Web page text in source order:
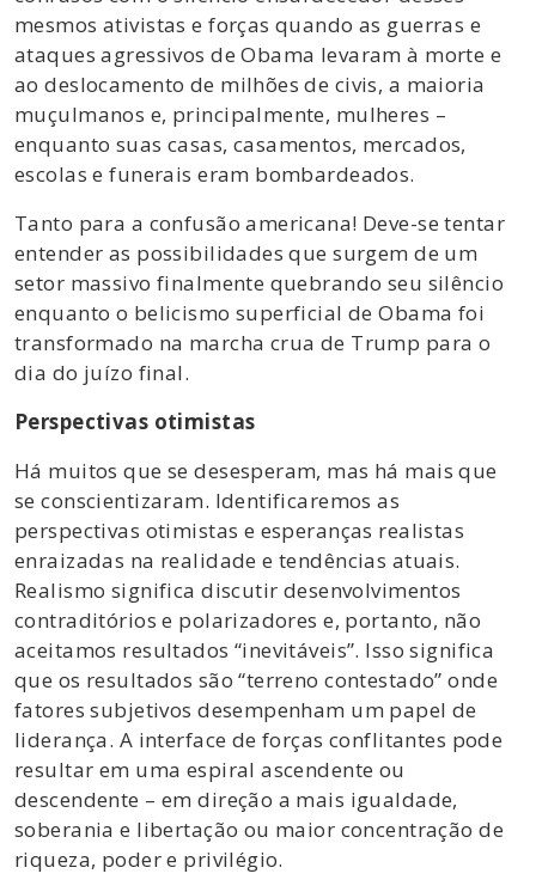
mesmos ativistas e forças quando as guerras e
ataques agressivos de Obama levaram à morte e
ao deslocamento de milhões de civis, a maioria
muçulmanos e, principalmente, mulheres –
enquanto suas casas, casamentos, mercados,
escolas e funerais eram bombardeados.
Tanto para a confusão americana! Deve-se tentar
entender as possibilidades que surgem de um
setor massivo finalmente quebrando seu silêncio
enquanto o belicismo superficial de Obama foi
transformado na marcha crua de Trump para o
dia do juízo final.
Perspectivas otimistas
Há muitos que se desesperam, mas há mais que
se conscientizaram. Identificaremos as
perspectivas otimistas e esperanças realistas
enraizadas na realidade e tendências atuais.
Realismo significa discutir desenvolvimentos
contraditórios e polarizadores e, portanto, não
aceitamos resultados “inevitáveis”. Isso significa
que os resultados são “terreno contestado” onde
fatores subjetivos desempenham um papel de
liderança. A interface de forças conflitantes pode
resultar em uma espiral ascendente ou
descendente – em direção a mais igualdade,
soberania e libertação ou maior concentração de
riqueza, poder e privilégio.